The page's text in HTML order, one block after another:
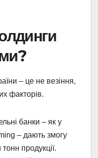
– це не везіння,
факторів.
банки – як у
– дають змогу
продукції.